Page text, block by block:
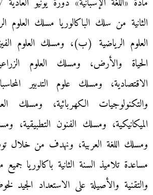
الثانية من سلك الباكالوريا مسلك
العلوم الرياضية (ب)، ومسلك العلوم
الحياة والأرض، ومسلك العلوم
الاقتصادية، ومسلك علوم التدبير
والتكنولوجيات الكهربائية، ومسلك
الميكانيكية، ومسلك الفنون التطبيقية،
ومسلك اللغة العربية، ونهدف من خلال
مساعدة تلاميذ السنة الثانية باكالوريا
والتقنية والأصيلة على الاستعداد الجيد